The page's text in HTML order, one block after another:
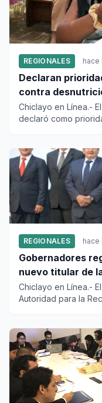
REGIONALES hace
Declaran
contra
Lambayeque
Chiclayo en Línea.-
declaró como
REGIONALES hace
Gobernadores
nuevo titular de
Reconstrucción
Chiclayo en Línea.-
Autoridad para la